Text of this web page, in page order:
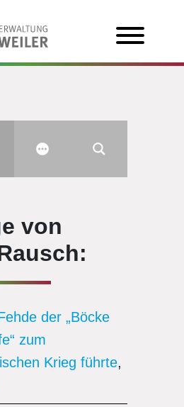
von
der „Böcke
zum
Krieg führte,